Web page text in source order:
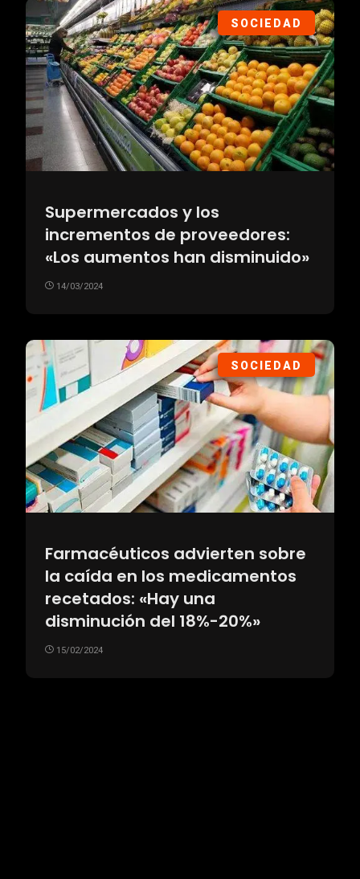
SOCIEDAD
Supermercados y los
incrementos de proveedores:
«Los aumentos han disminuido»
14/03/2024
SOCIEDAD
Farmacéuticos advierten sobre
la caída en los medicamentos
recetados: «Hay una
disminución del 18%-20%»
15/02/2024